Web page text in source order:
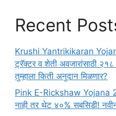
Recent
Krushi Yantrikikaran
ट्रॅक्टर व शेती अवजारांसाठी २१८
तुम्हाला किती अनुदान मिळणार?
Pink E-Rickshaw Yojana
नाही तर थेट ४०% सबसिडी!